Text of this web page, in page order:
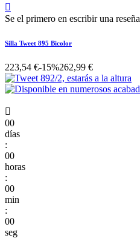

Se el primero en escribir una reseña
Silla Tweet 895 Bicolor
223,54 €-15%262,99 €

00
días
:
00
horas
:
00
min
:
00
seg